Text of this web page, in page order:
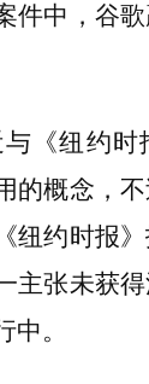
件中，谷
《纽约时
的概念，
纽约时报
主张未获得
。